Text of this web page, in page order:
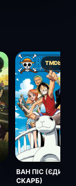
TMDb ★
ВАН ПІС
СКАРБ)